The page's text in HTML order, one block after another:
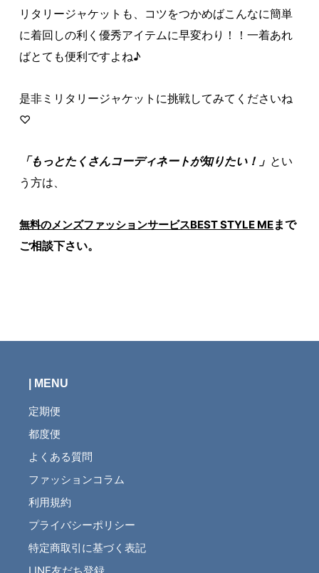
リタリージャケットも、コツをつかめばこんなに簡単
に着回しの利く優秀アイテムに早変わり！！一着あれ
ばとても便利ですよね♪
是非ミリタリージャケットに挑戦してみてくださいね
♡
「もっとたくさんコーディネートが知りたい！」 とい
う方は、
無料のメンズファッションサービスBEST STYLE MEまで
ご相談下さい。
| MENU
定期便
都度便
よくある質問
ファッションコラム
利用規約
プライバシーポリシー
特定商取引に基づく表記